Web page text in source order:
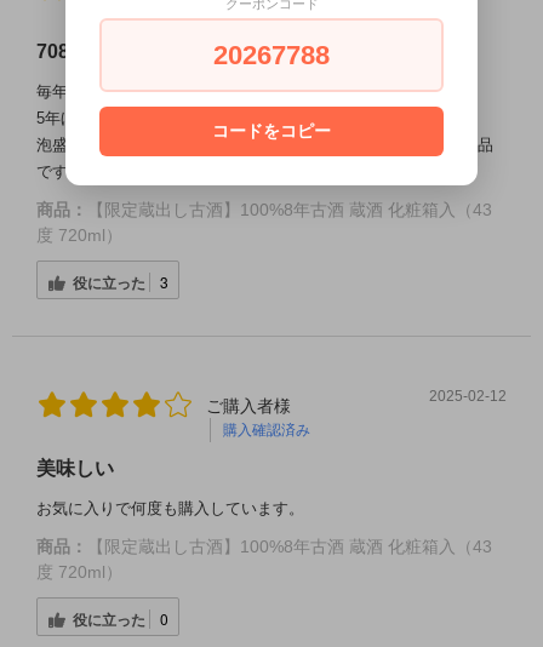
購入確認済み
708
毎年宮古島に行くたんびに立ち寄ります
5年ほど前に試飲した時からずっと指名買いです
泡盛は色々と飲んでますがコノ蔵元は香りとまろやかな味が絶品
ですね♪
商品：
【限定蔵出し古酒】100%8年古酒 蔵酒 化粧箱入（43
度 720ml）
役に立った 3
ご購入者様
購入確認済み
2025-02-12
美味しい
お気に入りで何度も購入しています。
商品：
【限定蔵出し古酒】100%8年古酒 蔵酒 化粧箱入（43
度 720ml）
役に立った 0
クーポンコード
20267788
コードをコピー